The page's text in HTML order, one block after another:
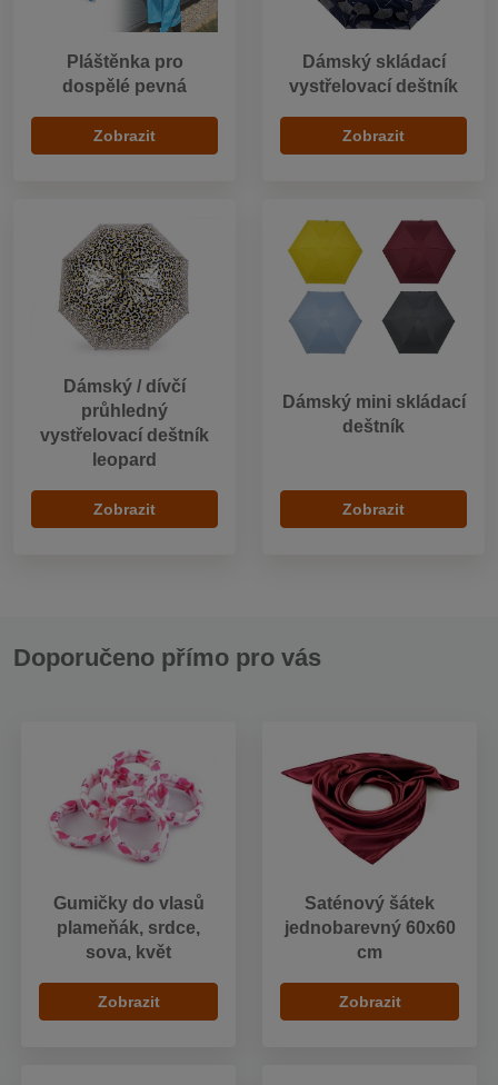
Pláštěnka pro
dospělé pevná
Zobrazit
Dámský skládací
vystřelovací deštník
Zobrazit
Dámský / dívčí
průhledný
vystřelovací deštník
leopard
Zobrazit
Dámský mini skládací
deštník
Zobrazit
Doporučeno přímo pro vás
Gumičky do vlasů
plameňák, srdce,
sova, květ
Zobrazit
Saténový šátek
jednobarevný 60x60
cm
Zobrazit